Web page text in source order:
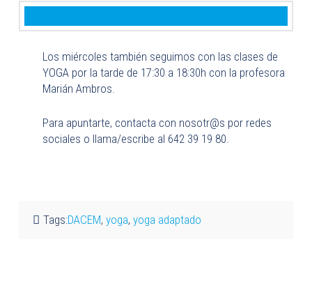
Los miércoles también seguimos con las clases de
YOGA por la tarde de 17:30 a 18:30h con la profesora
Marián Ambros.
Para apuntarte, contacta con nosotr@s por redes
sociales o llama/escribe al 642 39 19 80.
Tags:DACEM, yoga, yoga adaptado